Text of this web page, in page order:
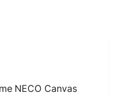
NECO Canvas